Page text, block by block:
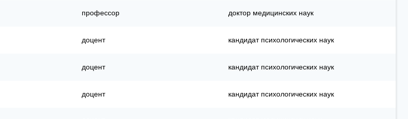
профессор доктор медицинских наук
доцент кандидат психологических наук
доцент кандидат психологических наук
доцент кандидат психологических наук